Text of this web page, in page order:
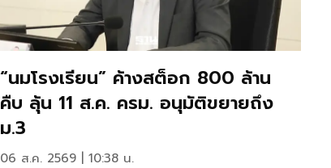
“นมโรงเรียน” ค้างสต็อก 800 ล้าน
คืบ ลุ้น 11 ส.ค. ครม. อนุมัติขยายถึง
ม.3
06 ส.ค. 2569 | 10:38 น.